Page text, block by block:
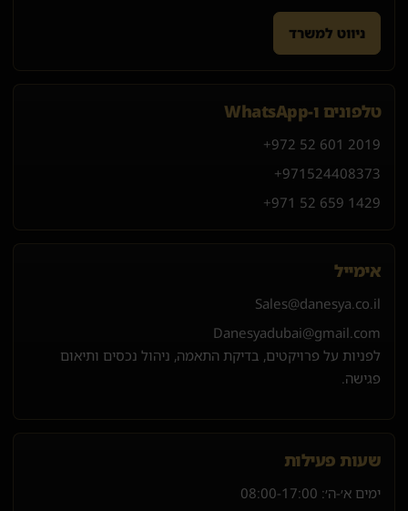
ניווט למשרד
טלפונים ו-WhatsApp
+972 52 601 2019
+971 524408373
+971 52 659 1429
אימייל
Sales@danesya.co.il
Danesyadubai@gmail.com
לפניות על פרויקטים, בדיקת התאמה, ניהול נכסים ותיאום
פגישה.
שעות פעילות
ימים א׳-ה׳: 08:00-17:00